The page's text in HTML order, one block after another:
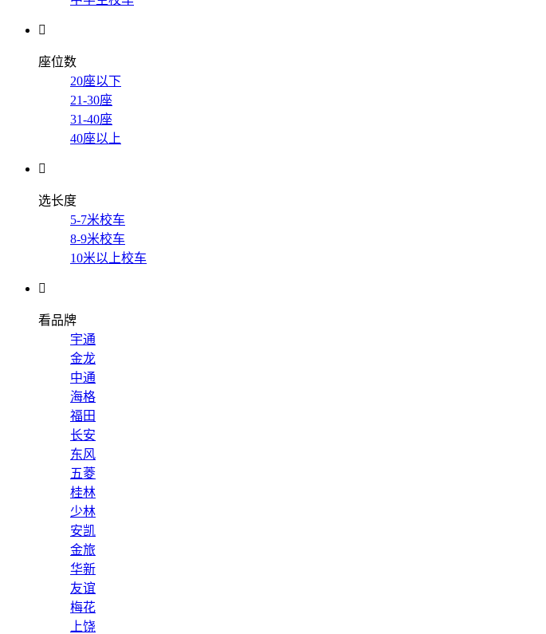

座位数
20座以下
21-30座
31-40座
40座以上

选长度
5-7米校车
8-9米校车
10米以上校车

看品牌
宇通
金龙
中通
海格
福田
长安
东风
五菱
桂林
少林
安凯
金旅
华新
友谊
梅花
上饶